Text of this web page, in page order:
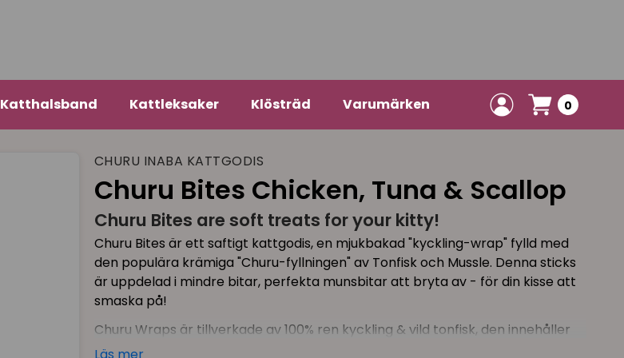
Katthalsband Kattleksaker Klösträd Varumärken 0
CHURU INABA KATTGODIS
Churu Bites Chicken, Tuna & Scallop
Churu Bites are soft treats for your kitty!
Churu Bites är ett saftigt kattgodis, en mjukbakad "kyckling-wrap" fylld med
den populära krämiga "Churu-fyllningen" av Tonfisk och Mussle. Denna sticks
är uppdelad i mindre bitar, perfekta munsbitar att bryta av - för din kisse att
smaska på!
Churu Wraps är tillverkade av 100% ren kyckling & vild tonfisk, den innehåller
grönt teextrakt och vitamin E. Dessa mjuka godsaker är individuellt inslagna